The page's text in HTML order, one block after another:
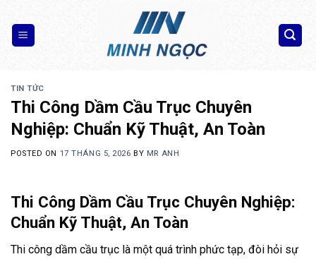
content
TIN TỨC
Thi Công Dầm Cầu Trục Chuyên
Nghiệp: Chuẩn Kỹ Thuật, An Toàn
POSTED ON 17 THÁNG 5, 2026 BY MR ANH
Thi Công Dầm Cầu Trục Chuyên Nghiệp:
Chuẩn Kỹ Thuật, An Toàn
Thi công dầm cầu trục là một quá trình phức tạp, đòi hỏi sự